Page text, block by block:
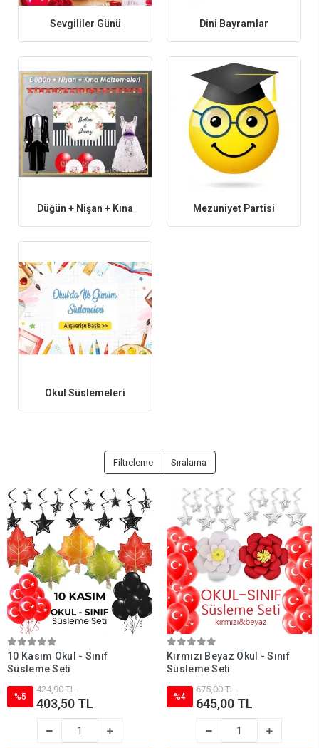
Kurulum kolaylığı ve tekrar kullanılabilirlik
Özel gün parti ürünleri nereden alınır?
En ucuz parti süsleri
Temalı doğum günü setleri
Düğün ve nişan için süslemeler
Özel gün organizasyon fikirleri
Özel günlerinizi unutulmaz kılmak için gereken tüm süsleme ve
ve hızlı kargo avantajıyla hemen satın alabilirsiniz.
Sevgililer Günü Dini Bayramlar
Düğün + Nişan + Kına Mezuniyet Partisi
Okul Süslemeleri
Filtreleme Sıralama
10 Kasım Okul - Sınıf
Süsleme Seti
%5
424,90 TL
403,50 TL
Kırmızı Beyaz Okul - Sınıf
Süsleme Seti
%4
675,00 TL
645,00 TL